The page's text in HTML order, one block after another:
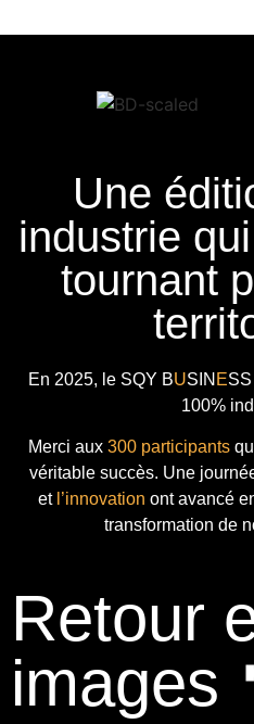
Une
industrie
tournant
En 2025, le SQY BUSIN E
100%
Merci aux 300 participants
véritable succès. Une
et l’innovation ont avancé
transformation de
Retour
images